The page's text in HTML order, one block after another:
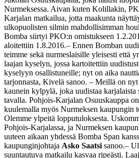
Nurmeksessa. Aivan kuten Kolillakin,
Karjalan matkailua, jotta maakunta
ulkopuolisten silmin mahdollisimman
Bomba siirtyi PKO:n omistukseen
aloitettiin 1.8.2016.– Ennen Bomban
teimme sekä nurmeslaisille yleisesti että
laajan kyselyn, jossa kartoitettiin
kyselyyn osallistuneille; nyt on aika
tarjonnasta, Kivelä sanoo. – Meillä on nyt
kaunein kylpylä, joka uudistaa karjalaista
tavalla. Pohjois-Karjalan Osuuskauppa
kuulemalla myös Nurmeksen kaupungin
Olemme ylpeitä lopputuloksesta.
Pohjois-Karjalassa, ja Nurmeksen
uuteen aikaan yhdessä Bomba Span
kaupunginjohtaja Asko Saatsi sanoo.–
suuntautuva matkailu kasvaa ripeästi.